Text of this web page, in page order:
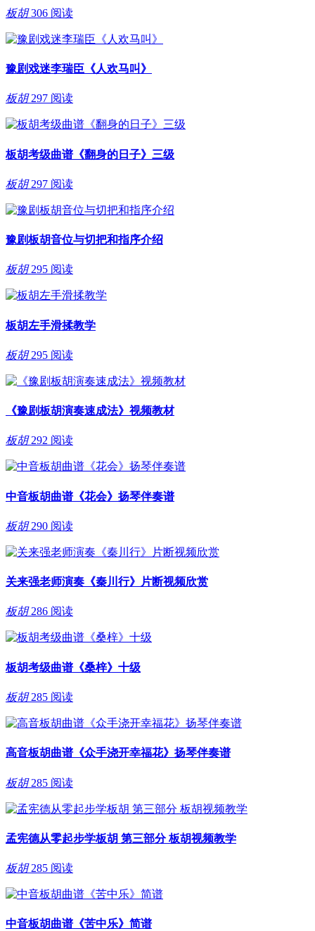
板胡 306 阅读
豫剧戏迷李瑞臣《人欢马叫》
板胡 297 阅读
板胡考级曲谱《翻身的日子》三级
板胡 297 阅读
豫剧板胡音位与切把和指序介绍
板胡 295 阅读
板胡左手滑揉教学
板胡 295 阅读
《豫剧板胡演奏速成法》视频教材
板胡 292 阅读
中音板胡曲谱《花会》扬琴伴奏谱
板胡 290 阅读
关来强老师演奏《秦川行》片断视频欣赏
板胡 286 阅读
板胡考级曲谱《桑梓》十级
板胡 285 阅读
高音板胡曲谱《众手浇开幸福花》扬琴伴奏谱
板胡 285 阅读
孟宪德从零起步学板胡 第三部分 板胡视频教学
板胡 285 阅读
中音板胡曲谱《苦中乐》简谱